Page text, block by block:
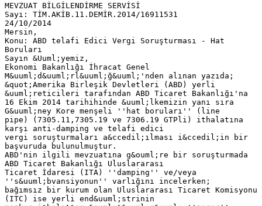
MEVZUAT BİLGİLENDİRME SERVİSİ
Sayı: TİM.AKİB.11.DEMİR.2014/16911531
24/10/2014
Mersin,
Konu: ABD telafi Edici Vergi Soruşturması - Hat
Boruları
Sayın &Uuml;yemiz,
Ekonomi Bakanlığı İhracat Genel
M&uuml;d&uuml;rl&uuml;ğ&uuml;'nden alınan yazıda;
&quot;Amerika Birleşik Devletleri (ABD) yerli
&uuml;reticileri tarafından ABD Ticaret Bakanlığı'na
16 Ekim 2014 tarihihinde &uuml;lkemizin yanı sıra
G&uuml;ney Kore menşeli ''hat boruları'' (line
pipe) (7305.11,7305.19 ve 7306.19 GTPli) ithalatına
karşı anti-damping ve telafi edici
vergi soruşturmaları a&ccedil;ılması i&ccedil;in bir
başvuruda bulunulmuştur.
ABD'nin ilgili mevzuatına g&ouml;re bir soruşturmada
ABD Ticaret Bakanlığı Uluslararası
Ticaret İdaresi (ITA) ''damping'' ve/veya
''s&uuml;bvansiyonun'' varlığını incelerken;
bağımsız bir kurum olan Uluslararası Ticaret Komisyonu
(ITC) ise yerli end&uuml;strinin